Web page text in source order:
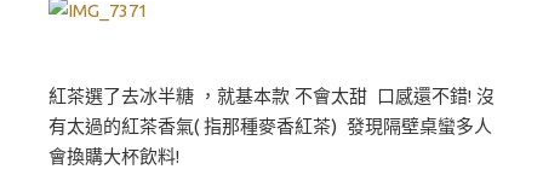
紅茶選了去冰半糖 ，就基本款 不會太甜 口感還不錯! 沒
有太過的紅茶香氣( 指那種麥香紅茶) 發現隔壁桌蠻多人
會換購大杯飲料!